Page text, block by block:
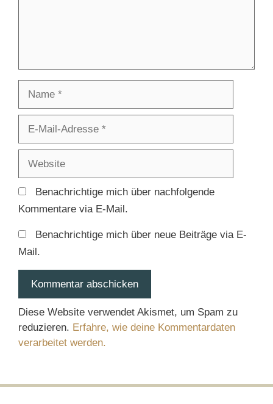
Adresse
Benachrichtige mich über nachfolgende
Kommentare via E-Mail.
Benachrichtige mich über neue Beiträge via E-
Mail.
Diese Website verwendet Akismet, um Spam zu
reduzieren. Erfahre, wie deine Kommentardaten
verarbeitet werden.